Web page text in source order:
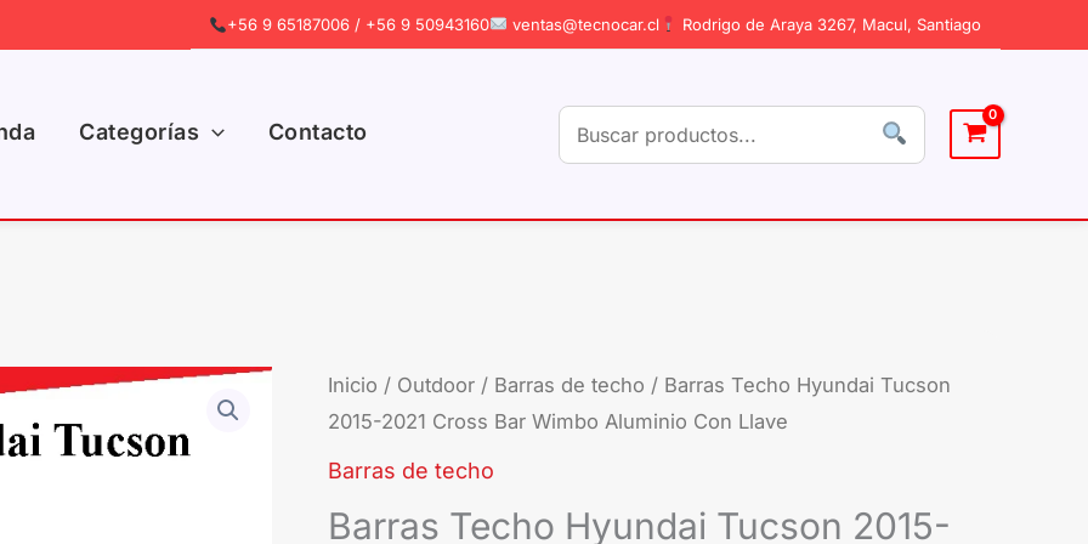
+56 9 65187006 / +56 9 50943160 ventas@tecnocar.cl Rodrigo de Araya 3267, Macul, Santiago
Categorías Contacto
Inicio / Outdoor / Barras de techo / Barras Techo Hyundai Tucson
2015-2021 Cross Bar Wimbo Aluminio Con Llave
Barras de techo
Barras Techo Hyundai Tucson 2015-
El
precio
original
El
actual
Barras
Techo
Hyundai